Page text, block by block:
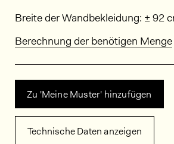
Abmessungen
Breite der Wandbekleidung: ± 92
Berechnung der benötigen Menge
Zu 'Meine Muster' hinzufügen
Technische Daten anzeigen